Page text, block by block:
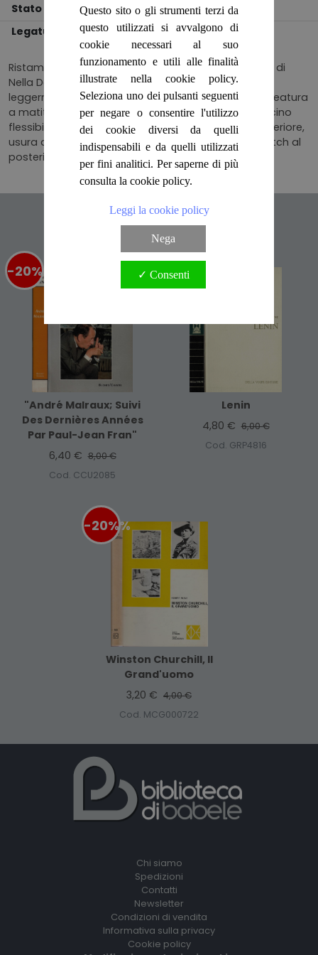
Stato
BUONO
Legatura
BROSSURA
Ristampa, n.24 della collana, traduzione dall'inglese di
Nella De Paoli, a cura di Francesca Civile, pagine
leggermente ingiallite ai bordi, con qualche sottolineatura
a matita, testi fruibili, copertina editoriale in cartoncino
flessibile, illustrata, con qualche grinza al piatto anteriore,
usura alle punte ed al dorso, piccolo residuo di scotch al
posteriore. Numero pagine 303
Articoli suggeriti
-20%%
"André Malraux; Suivi
Des Dernières Années
Par Paul-Jean Fran"
6,40 € 8,00 €
Cod. CCU2085
-20%
Lenin
4,80 € 6,00 €
Cod. GRP4816
-20%%
Winston Churchill, Il
Grand'uomo
3,20 € 4,00 €
Cod. MCG000722
Chi siamo
Spedizioni
Contatti
Newsletter
Condizioni di vendita
Informativa sulla privacy
Cookie policy
Questo sito o gli strumenti terzi da
questo utilizzati si avvalgono di
cookie necessari al suo
funzionamento e utili alle finalità
illustrate nella cookie policy.
Seleziona uno dei pulsanti seguenti
per negare o consentire l'utilizzo
dei cookie diversi da quelli
indispensabili e da quelli utilizzati
per fini analitici. Per saperne di più
consulta la cookie policy.
Leggi la cookie policy
Nega
✓ Consenti